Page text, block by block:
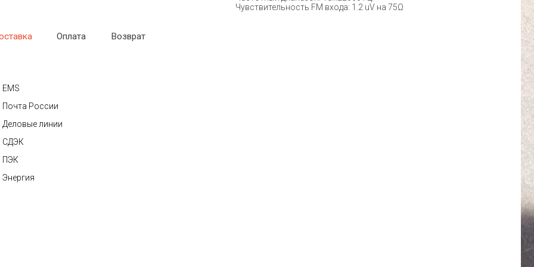
Оплата Возврат
EMS
Почта России
Деловые линии
СДЭК
ПЭК
Энергия
Чувствительность FM входа: 1.2 uV на 75Ω